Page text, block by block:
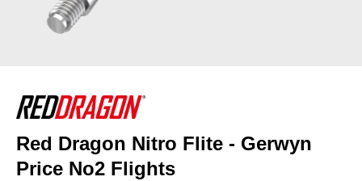
Red Dragon Nitro Flite - Gerwyn
Price No2 Flights